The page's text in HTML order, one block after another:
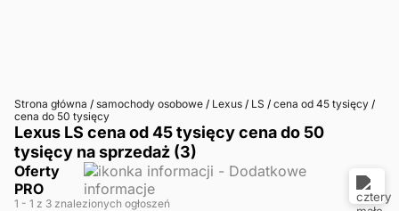
Strona główna / samochody osobowe / Lexus / LS / cena od 45 tysięcy /
cena do 50 tysięcy
Lexus LS cena od 45 tysięcy cena do 50
tysięcy na sprzedaż (3)
Oferty
PRO
1 - 1 z 3 znalezionych ogłoszeń